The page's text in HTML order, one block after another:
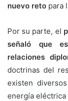
nuevo reto para
Por su parte, el
señaló que
relaciones
doctrinas del
existen
energía